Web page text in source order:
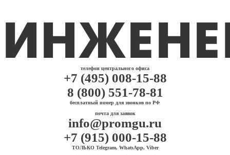
телефон центрального офиса
+7 (495) 008-15-88
8 (800) 551-78-81
бесплатный номер для звонков по РФ
почта для заявок
info@promgu.ru
+7 (915) 000-15-88
ТОЛЬКО Telegram, WhatsApp, Viber